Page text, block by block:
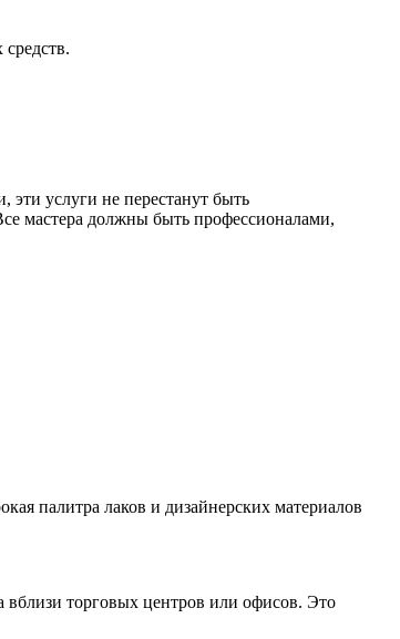
эти услуги не перестанут быть
мастера должны быть профессионалами,
палитра лаков и дизайнерских материалов
вблизи торговых центров или офисов. Это